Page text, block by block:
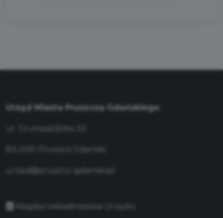
Urząd Miasta Pruszcza Gdańskiego
urzad@pruszcz-gdanski.pl
Książka teleadresowa Urzędu